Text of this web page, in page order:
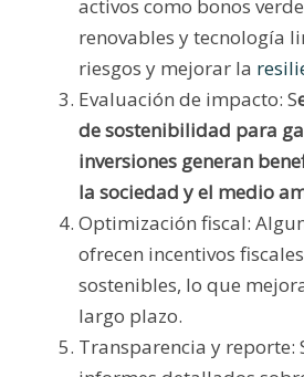
activos como bonos
renovables y tecnología
riesgos y mejorar la
Evaluación de impacto: S
de sostenibilidad para
inversiones generan
la sociedad y el medio
Optimización fiscal:
ofrecen incentivos
sostenibles, lo que
largo plazo.
Transparencia y reporte: